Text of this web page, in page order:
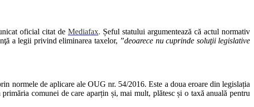
oficial citat de Mediafax. Șeful statului argumentează că actul normativ
a legii privind eliminarea taxelor, ”deoarece nu cuprinde soluţii legislative
normele de aplicare ale OUG nr. 54/2016. Este a doua eroare din legislația
comunei de care aparțin și, mai mult, plătesc și o taxă anuală pentru